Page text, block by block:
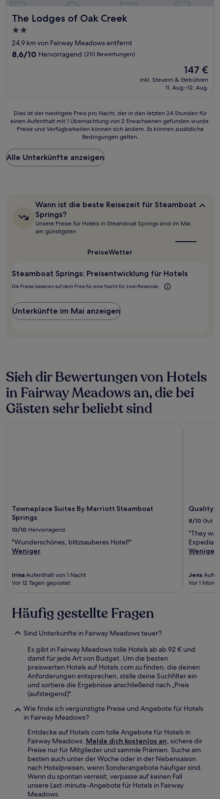
The Lodges of Oak Creek
The Lodges of Oak Creek
2.0-
Sterne-
Unterkunft
24,9 km von Fairway Meadows entfernt
8.6
8,6/10 Hervorragend (210 Bewertungen)
Der
Preis
beträgt
147 €
inkl. Steuern & Gebühren
11. Aug.–12. Aug.
Dies
ist
Preis
pro
Nacht,
24 Stunden
2 Erwachsenen
wurde.
und
Verfügbarkeiten
zusätzliche
Bedingungen
gelten.
Dies ist der niedrigste Preis pro Nacht, der in den letzten 24 Stunden für
einen Aufenthalt mit 1 Übernachtung von 2 Erwachsenen gefunden wurde.
Preise und Verfügbarkeiten können sich ändern. Es können zusätzliche
Bedingungen gelten.
Alle Unterkünfte anzeigen
Wann
ist
die
beste
Reisezeit
Wann ist die beste Reisezeit für Steamboat
Springs?
Unsere Preise für Hotels in Steamboat Springs sind im Mai
am günstigsten
PreiseWetter
Steamboat Springs: Preisentwicklung für Hotels
Die Preise basieren auf dem Preis für eine Nacht für zwei Reisende.
Unterkünfte im Mai anzeigen
Sieh dir Bewertungen von Hotels
in Fairway Meadows an, die bei
Gästen sehr beliebt sind
Towneplace Suites By Marriott Steamboat
Springs
10/10 Hervorragend
"Wunderschönes, blitzsauberes Hotel!"
Weniger
Irina Aufenthalt von 1 Nacht
Vor 12 Tagen gepostet
Quality
8/10 Gut
"They
Expedia.
Weniger
Jens
Vor 1
Häufig gestellte Fragen
Sind Unterkünfte in Fairway Meadows teuer?
Es gibt in Fairway Meadows tolle Hotels ab ab 92 € und
damit für jede Art von Budget. Um die besten
preiswerten Hotels auf Hotels.com zu finden, die deinen
Anforderungen entsprechen, stelle deine Suchfilter ein
und sortiere die Ergebnisse anschließend nach „Preis
(aufsteigend)".
Wie finde ich vergünstigte Preise und Angebote für Hotels
in Fairway Meadows?
Entdecke auf Hotels.com tolle Angebote für Hotels in
Fairway Meadows. Melde dich kostenlos an, sichere dir
Preise nur für Mitglieder und sammle Prämien. Suche am
besten auch unter der Woche oder in der Nebensaison
nach Hotelpreisen, wenn Sonderangebote häufiger sind.
Wenn du spontan verreist, verpasse auf keinen Fall
unsere Last-minute-Angebote für Hotels in Fairway
Meadows.